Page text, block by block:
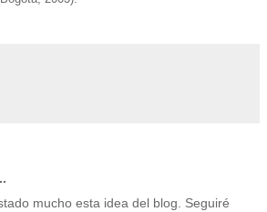
mucho esta idea del blog. Seguiré